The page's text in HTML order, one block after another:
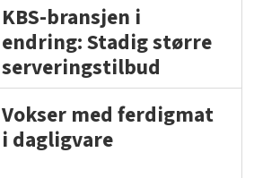
KBS-bransjen i
endring: Stadig større
serveringstilbud
Vokser med ferdigmat
i dagligvare